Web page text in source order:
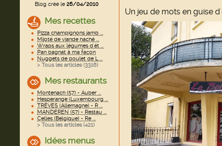
Blog créé le26/04/2010
Mes recettes
Pizza champignons jamb ...
Mijoté de viande haché ...
Wraps aux légumes d'ét ...
Pan bagnat à ma façon
Nuggets de poulet de L ...
> Tous les articles (3316)
Mes restaurants
Montenach (57) - Auber ...
Hesperange (Luxembourg ...
TRÈVES (Allemagne) - R ...
MANDEREN (57) - Restau ...
Celles (Belgique) - Re ...
> Tous les articles (421)
Idées menus
Un jeu de mots en guise